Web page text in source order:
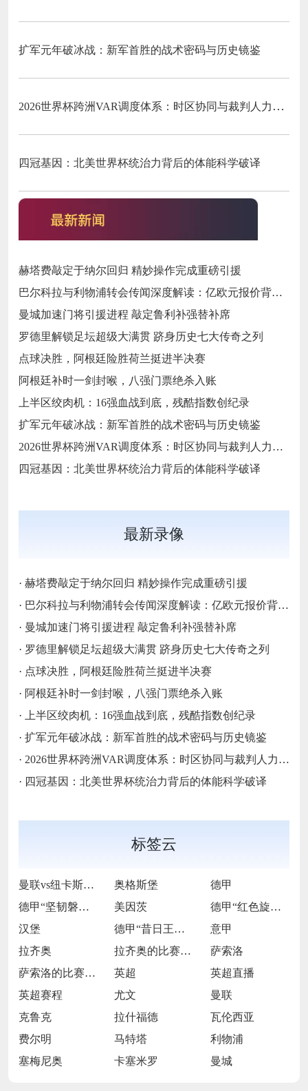
扩军元年破冰战：新军首胜的战术密码与历史镜鉴
2026世界杯跨洲VAR调度体系：时区协同与裁判人力配置优化策略
四冠基因：北美世界杯统治力背后的体能科学破译
赫塔费敲定于纳尔回归 精妙操作完成重磅引援
巴尔科拉与利物浦转会传闻深度解读：亿欧元报价背后的战略博弈与市场逻辑‌
曼城加速门将引援进程 敲定鲁利补强替补席
罗德里解锁足坛超级大满贯 跻身历史七大传奇之列
点球决胜，阿根廷险胜荷兰挺进半决赛
阿根廷补时一剑封喉，八强门票绝杀入账
上半区绞肉机：16强血战到底，残酷指数创纪录
扩军元年破冰战：新军首胜的战术密码与历史镜鉴
2026世界杯跨洲VAR调度体系：时区协同与裁判人力配置优化策略
四冠基因：北美世界杯统治力背后的体能科学破译
最新录像
· 赫塔费敲定于纳尔回归 精妙操作完成重磅引援
· 巴尔科拉与利物浦转会传闻深度解读：亿欧元报价背后的战略博弈与市场逻辑‌
· 曼城加速门将引援进程 敲定鲁利补强替补席
· 罗德里解锁足坛超级大满贯 跻身历史七大传奇之列
· 点球决胜，阿根廷险胜荷兰挺进半决赛
· 阿根廷补时一剑封喉，八强门票绝杀入账
·
上半区绞肉机：16强血战到底，残酷指数创纪录
· 扩军元年破冰战：新军首胜的战术密码与历史镜鉴
· 2026世界杯跨洲VAR调度体系：时区协同与裁判人力配置优化策略
· 四冠基因：北美世界杯统治力背后的体能科学破译
标签云
曼联vs纽卡斯尔联 奥格斯堡
德甲
德甲“坚韧磐石”的逆袭逐光之旅
美因茨
德甲“红色旋风”的激情逐梦征途
汉堡
德甲“昔日王者”的跌宕复兴长卷
意甲
拉齐奥
拉齐奥的比赛之路
萨索洛
萨索洛的比赛之路
英超
英超直播
英超赛程
尤文
曼联
克鲁克
拉什福德
瓦伦西亚
费尔明
马特塔
利物浦
塞梅尼奥
卡塞米罗 曼城